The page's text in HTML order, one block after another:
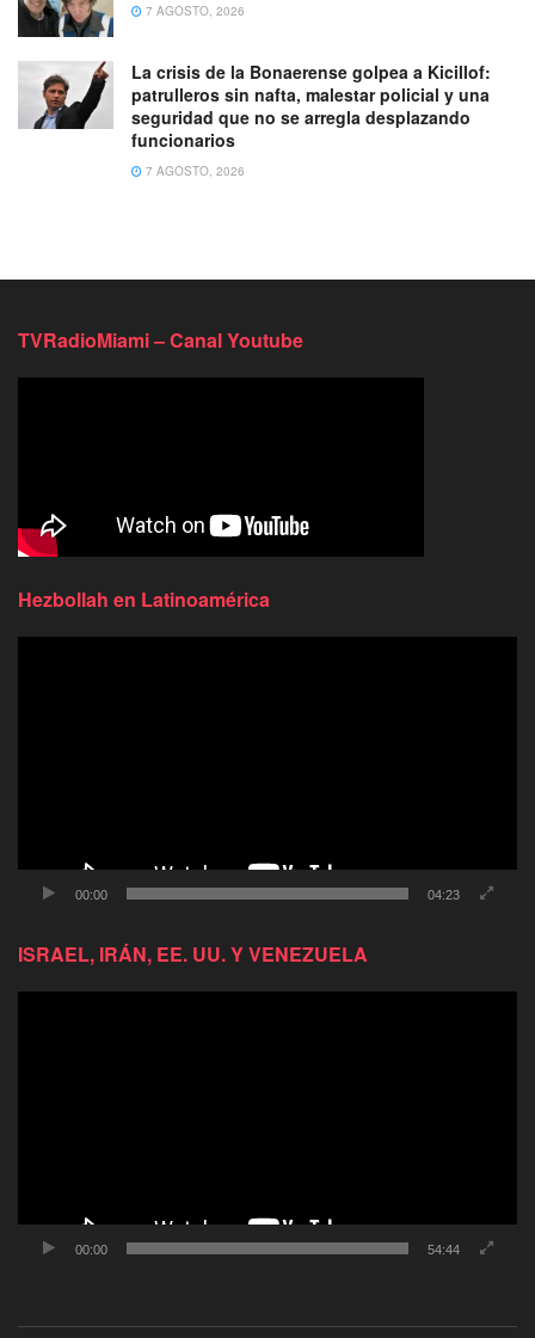
7 AGOSTO, 2026
La crisis de la Bonaerense golpea a Kicillof:
patrulleros sin nafta, malestar policial y una
seguridad que no se arregla desplazando
funcionarios
7 AGOSTO, 2026
TVRadioMiami – Canal Youtube
Hezbollah en Latinoamérica
00:00 04:23
ISRAEL, IRÁN, EE. UU. Y VENEZUELA
00:00 54:44